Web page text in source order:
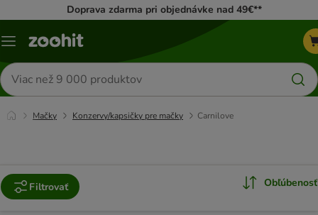
Doprava zdarma pri objednávke nad 49€**
Kategórie
Hľadať
produkty
Mačky Konzervy/kapsičky pre mačky Carnilove
Filtrovať Obľúbenosť